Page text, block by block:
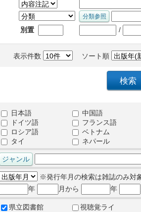
別置 /
表示件数 ソート順
日本語
中国語
ドイツ語
フランス語
ロシア語
ベトナム
タイ
ネパール
※発行年月の検索は雑誌のみ対
年
月から 年
県立図書館 視聴覚ライ